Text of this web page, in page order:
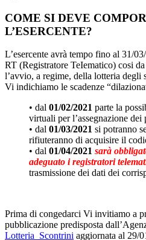
COME SI DEVE
L’ESERCENTE?
L’esercente avrà tempo fino al 31/
RT (Registratore TeIematico) cosi
l’avvio, a regime, della lotteria degli
Vi indichiamo le scadenze
• dal 01/02/2021 parte la
virtuali per l’assegnazione dei
• dal 01/03/2021 si potranno
rifiuteranno di acquisire il
• dal 01/04/2021 sarà
adeguato i registratori
trasmissione dei dati dei
Prima di congedarci Vi invitiamo a
pubblicazione predisposta
Lotteria_Scontrini aggiornata al 29/